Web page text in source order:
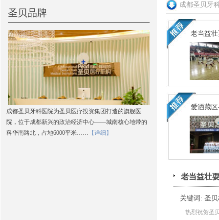
更多项目
成都圣贝牙
老当益
爱洒藏
老当益壮
关键词: 圣
热烈祝贺圣
圣贝品牌
成都圣贝牙科医院为圣贝医疗投资集团打造的旗舰医
院，位于成都新兴的政治经济中心——城南核心地带的
科华南路北，占地6000平米…… 【详细】